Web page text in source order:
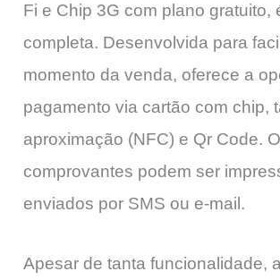
Fi e Chip 3G com plano gratuito,
completa. Desenvolvida para
momento da venda, oferece a
pagamento via cartão com chip,
aproximação (NFC) e Qr Code.
comprovantes podem ser
enviados por SMS ou e-mail.
Apesar de tanta funcionalidade,